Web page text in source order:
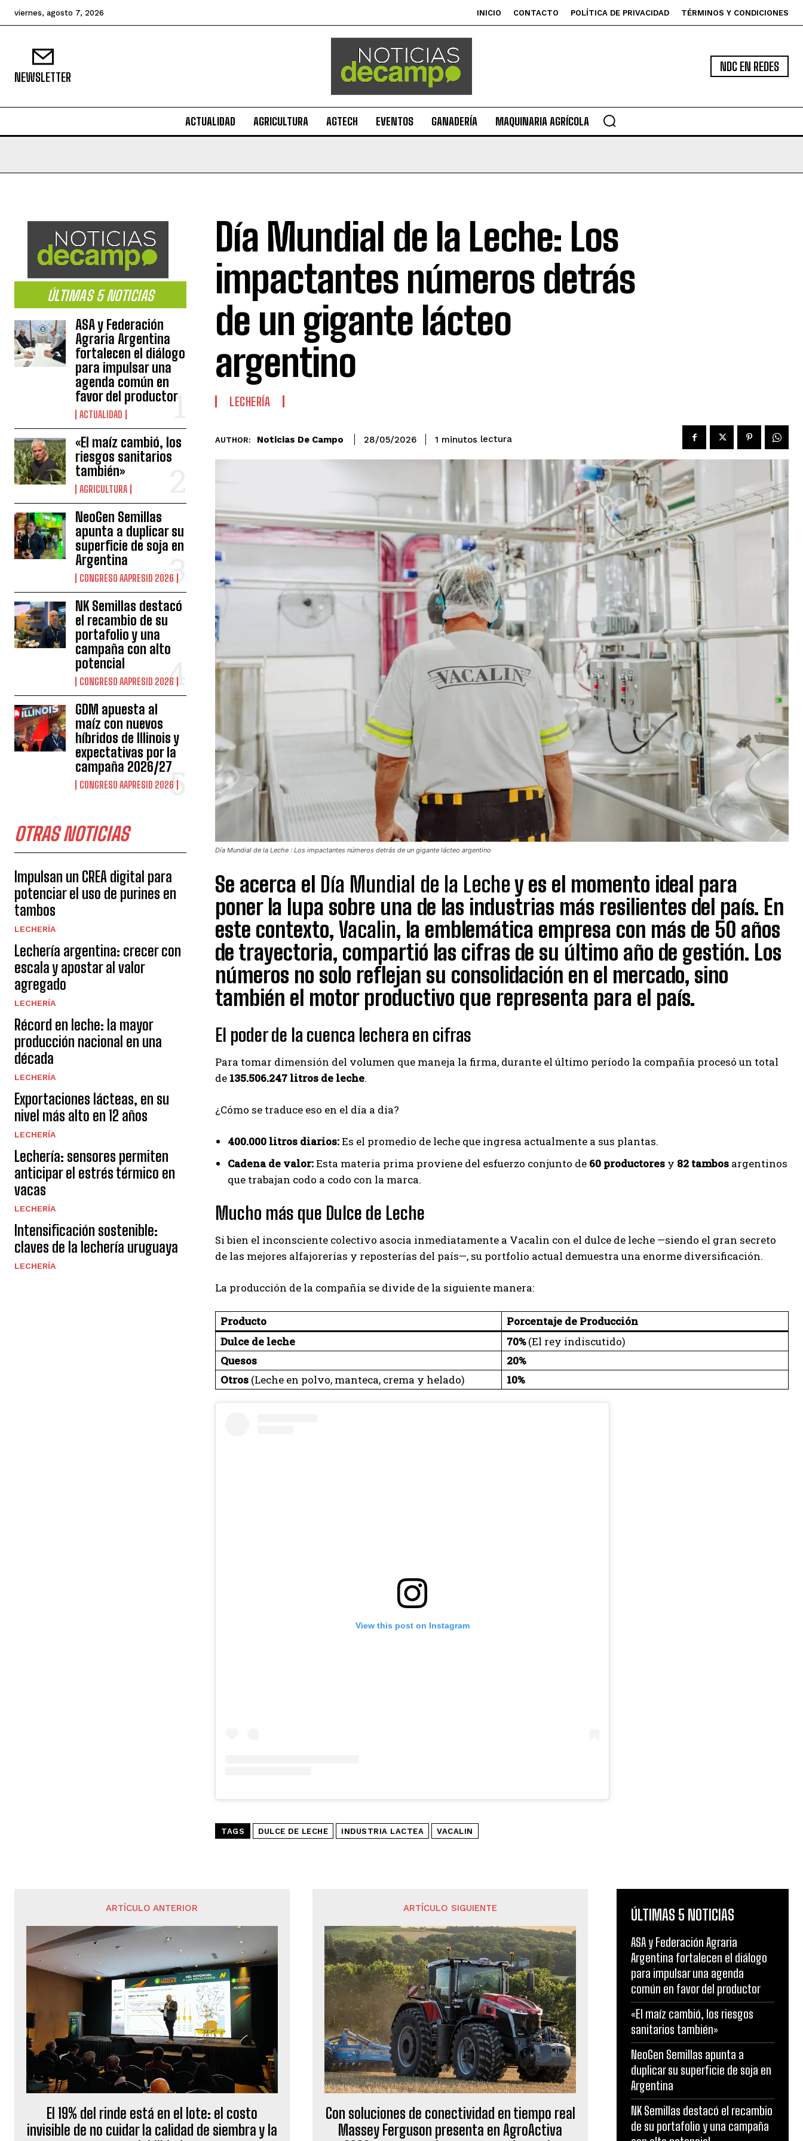
QUIERO SUSCRIBIRME
Leí y acepto la Política de Privacidad.
viernes, agosto 7, 2026 INICIO CONTACTO POLÍTICA DE PRIVACIDAD TÉRMINOS Y CONDICIONES
NEWSLETTER
NDC EN REDES
ACTUALIDAD AGRICULTURA AGTECH EVENTOS GANADERÍA MAQUINARIA AGRÍCOLA
ÚLTIMAS 5 NOTICIAS
ASA y Federación
Agraria Argentina
fortalecen el diálogo
para impulsar una
agenda común en
favor del productor
ACTUALIDAD
«El maíz cambió, los
riesgos sanitarios
también»
AGRICULTURA
NeoGen Semillas
apunta a duplicar su
superficie de soja en
Argentina
CONGRESO AAPRESID 2026
NK Semillas destacó
el recambio de su
portafolio y una
campaña con alto
potencial
CONGRESO AAPRESID 2026
GDM apuesta al
maíz con nuevos
híbridos de Illinois y
expectativas por la
campaña 2026/27
CONGRESO AAPRESID 2026
OTRAS NOTICIAS
Impulsan un CREA digital para
potenciar el uso de purines en
tambos
LECHERÍA
Lechería argentina: crecer con
escala y apostar al valor
agregado
LECHERÍA
Récord en leche: la mayor
producción nacional en una
década
LECHERÍA
Exportaciones lácteas, en su
nivel más alto en 12 años
LECHERÍA
Lechería: sensores permiten
anticipar el estrés térmico en
vacas
LECHERÍA
Intensificación sostenible:
claves de la lechería uruguaya
LECHERÍA
Día Mundial de la Leche: Los
impactantes números detrás
de un gigante lácteo
argentino
LECHERÍA
AUTHOR: Noticias De Campo 28/05/2026 1 minutos lectura
Día Mundial de la Leche : Los impactantes números detrás de un gigante lácteo argentino
Se acerca el Día Mundial de la Lechey es el momento ideal para
poner la lupa sobre una de las industrias más resilientes del país. En
este contexto, Vacalin, la emblemática empresa con más de 50 años
de trayectoria, compartió las cifras de su último año de gestión. Los
números no solo reflejan su consolidación en el mercado, sino
también el motor productivo que representa para el país.
El poder de la cuenca lechera en cifras
Para tomar dimensión del volumen que maneja la firma, durante el último período la compañía procesó un total
de 135.506.247 litros de leche.
¿Cómo se traduce eso en el día a día?
400.000 litros diarios:Es el promedio de leche que ingresa actualmente a sus plantas.
Cadena de valor:Esta materia prima proviene del esfuerzo conjunto de 60 productores y 82 tambos argentinos
que trabajan codo a codo con la marca.
Mucho más que Dulce de Leche
Si bien el inconsciente colectivo asocia inmediatamente a Vacalin con el dulce de leche —siendo el gran secreto
de las mejores alfajorerías y reposterías del país—, su portfolio actual demuestra una enorme diversificación.
La producción de la compañía se divide de la siguiente manera:
Producto
Porcentaje de Producción
Dulce de leche
70%(El rey indiscutido)
Quesos
20%
Otros (Leche en polvo, manteca, crema y helado) 10%
View this post on Instagram
TAGS DULCE DE LECHE INDUSTRIA LACTEA VACALIN
ARTÍCULO ANTERIOR
El 19% del rinde está en el lote: el costo
invisible de no cuidar la calidad de siembra y la
ARTÍCULO SIGUIENTE
Con soluciones de conectividad en tiempo real
Massey Ferguson presenta en AgroActiva
ÚLTIMAS 5 NOTICIAS
ASA y Federación Agraria
Argentina fortalecen el diálogo
para impulsar una agenda
común en favor del productor
«El maíz cambió, los riesgos
sanitarios también»
NeoGen Semillas apunta a
duplicar su superficie de soja en
Argentina
NK Semillas destacó el recambio
de su portafolio y una campaña